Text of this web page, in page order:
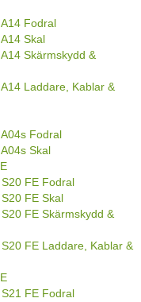
Fodral
Skal
Skärmskydd &
Laddare, Kablar &
Fodral
Skal
FE Fodral
FE Skal
FE Skärmskydd &
FE Laddare, Kablar &
FE Fodral